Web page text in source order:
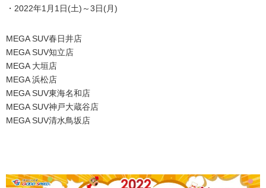
・2022年1月1日(土)～3日(月)
MEGA SUV春日井店
MEGA SUV知立店
MEGA 大垣店
MEGA 浜松店
MEGA SUV東海名和店
MEGA SUV神戸大蔵谷店
MEGA SUV清水鳥坂店